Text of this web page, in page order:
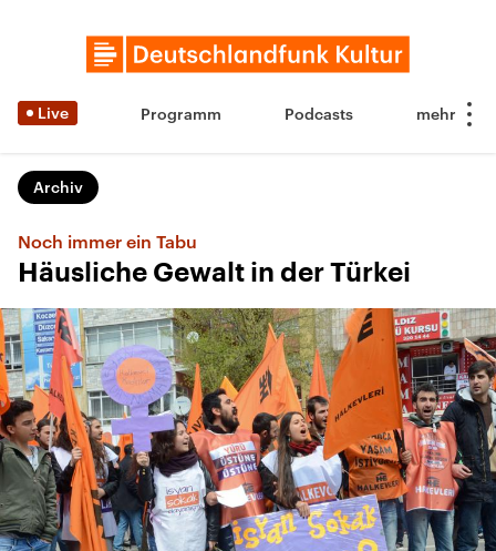
Live Programm Podcasts
Archiv
Noch immer ein Tabu
Häusliche Gewalt in der Türkei